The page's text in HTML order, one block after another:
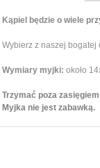
Kąpiel będzie o wiele
Wybierz z naszej bogatej
Wymiary myjki: około
Trzymać poza
Myjka nie jest zabawką.